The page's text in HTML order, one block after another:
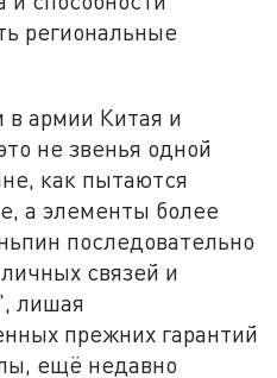
региональные
в армии Китая и
не звенья одной
как пытаются
а элементы более
последовательно
связей и
лишая
прежних гарантий
ещё недавно